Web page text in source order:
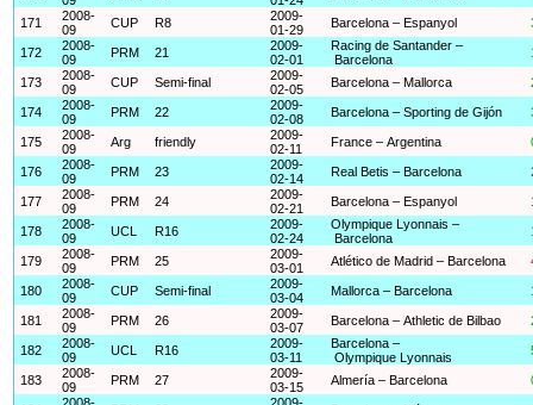
171
2008-
09
CUP R8
2009-
01-29
Barcelona – Espanyol
172
2008-
09
PRM 21
2009-
02-01
Racing de Santander –
Barcelona
173
2008-
09
CUP Semi-final
2009-
02-05
Barcelona – Mallorca
174
2008-
09
PRM 22
2009-
02-08
Barcelona – Sporting de Gijón
175
2008-
09
Arg friendly
2009-
02-11
France – Argentina
176
2008-
09
PRM 23
2009-
02-14
Real Betis – Barcelona
177
2008-
09
PRM 24
2009-
02-21
Barcelona – Espanyol
178
2008-
09
UCL R16
2009-
02-24
Olympique Lyonnais –
Barcelona
179
2008-
09
PRM 25
2009-
03-01
Atlético de Madrid – Barcelona
180
2008-
09
CUP Semi-final
2009-
03-04
Mallorca – Barcelona
181
2008-
09
PRM 26
2009-
03-07
Barcelona – Athletic de Bilbao
182
2008-
09
UCL R16
2009-
03-11
Barcelona –
Olympique Lyonnais
183
2008-
09
PRM 27
2009-
03-15
Almería – Barcelona